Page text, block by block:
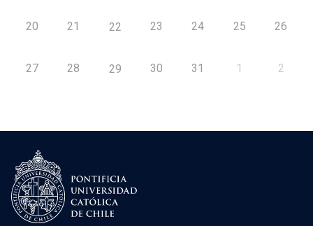
20 21 22 23 24 25 26
27 28 29 30 31 1 2